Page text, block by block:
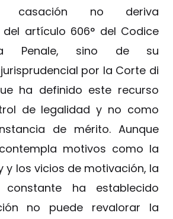
casación no deriva
del artículo 606° del Codice
Penale, sino de su
por la Corte di
ha definido este recurso
de legalidad y no como
de mérito. Aunque
motivos como la
y los vicios de motivación, la
constante ha establecido
no puede revalorar la